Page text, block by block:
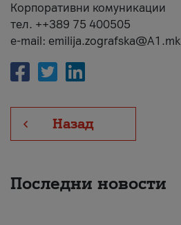
Корпоративни комуникации
тел. ++389 75 400505
e-mail: emilija.zografska@A1.mk
Назад
Последни новости